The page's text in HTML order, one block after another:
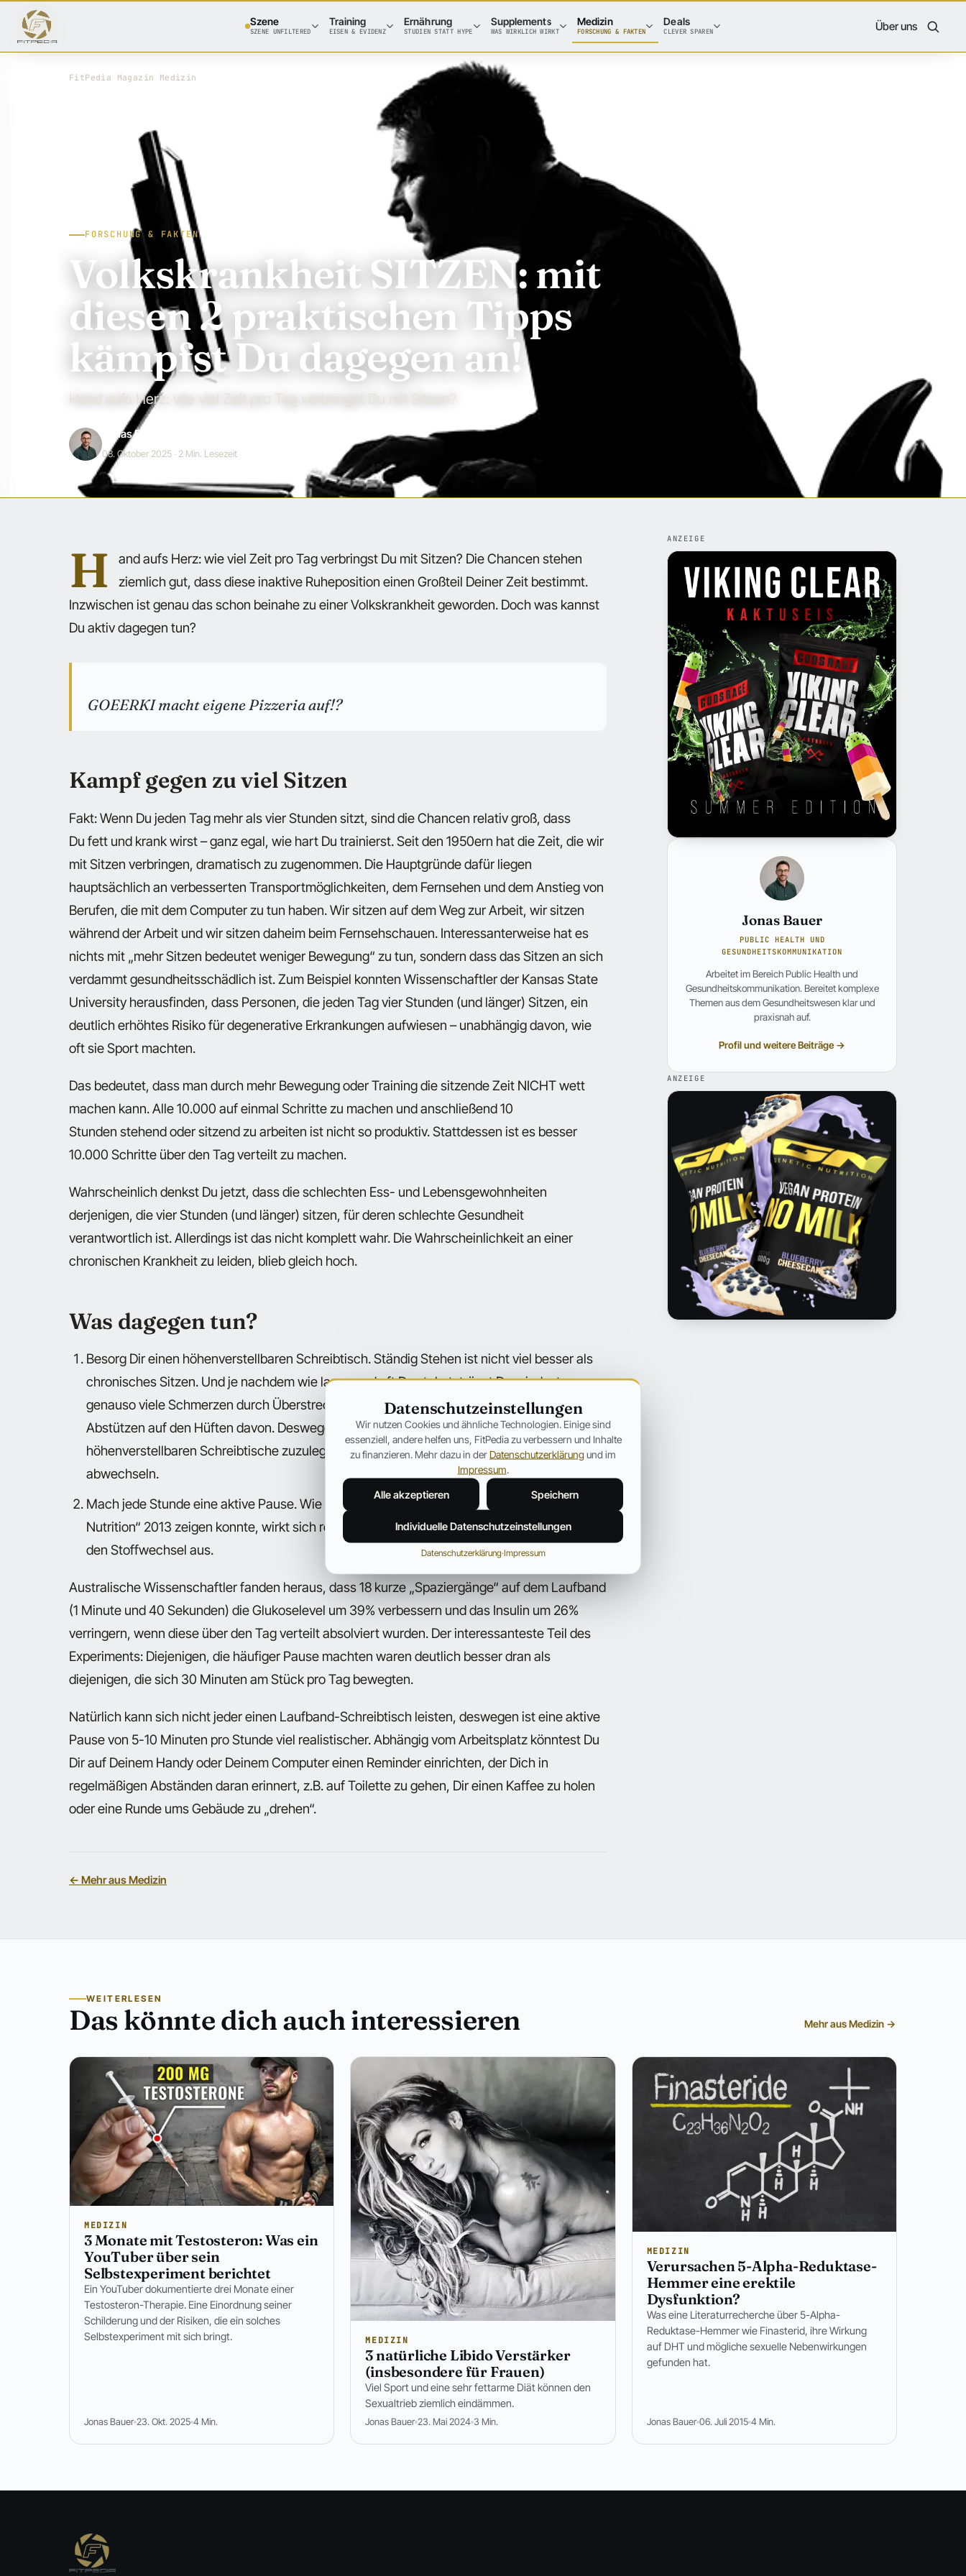
Szene
SZENE UNFILTERED
Training
EISEN & EVIDENZ
Ernährung
STUDIEN STATT HYPE
Supplements
WAS WIRKLICH WIRKT
Medizin
FORSCHUNG & FAKTEN
Deals
CLEVER SPAREN Über uns
FitPedia Magazin Medizin
FORSCHUNG & FAKTEN
Volkskrankheit SITZEN: mit
diesen 2 praktischen Tipps
kämpfst Du dagegen an!
Hand aufs Herz: wie viel Zeit pro Tag verbringst Du mit Sitzen?
Jonas Bauer
08. Oktober 2025 · 2 Min. Lesezeit
H
and aufs Herz: wie viel Zeit pro Tag verbringst Du mit Sitzen? Die Chancen stehen
ziemlich gut, dass diese inaktive Ruheposition einen Großteil Deiner Zeit bestimmt.
Inzwischen ist genau das schon beinahe zu einer Volkskrankheit geworden. Doch was kannst
Du aktiv dagegen tun?
GOEERKI macht eigene Pizzeria auf!?
Kampf gegen zu viel Sitzen
Fakt: Wenn Du jeden Tag mehr als vier Stunden sitzt, sind die Chancen relativ groß, dass
Du fett und krank wirst – ganz egal, wie hart Du trainierst. Seit den 1950ern hat die Zeit, die wir
mit Sitzen verbringen, dramatisch zu zugenommen. Die Hauptgründe dafür liegen
hauptsächlich an verbesserten Transportmöglichkeiten, dem Fernsehen und dem Anstieg von
Berufen, die mit dem Computer zu tun haben. Wir sitzen auf dem Weg zur Arbeit, wir sitzen
während der Arbeit und wir sitzen daheim beim Fernsehschauen. Interessanterweise hat es
nichts mit „mehr Sitzen bedeutet weniger Bewegung“ zu tun, sondern dass das Sitzen an sich
verdammt gesundheitsschädlich ist. Zum Beispiel konnten Wissenschaftler der Kansas State
University herausfinden, dass Personen, die jeden Tag vier Stunden (und länger) Sitzen, ein
deutlich erhöhtes Risiko für degenerative Erkrankungen aufwiesen – unabhängig davon, wie
oft sie Sport machten.
Das bedeutet, dass man durch mehr Bewegung oder Training die sitzende Zeit NICHT wett
machen kann. Alle 10.000 auf einmal Schritte zu machen und anschließend 10
Stunden stehend oder sitzend zu arbeiten ist nicht so produktiv. Stattdessen ist es besser
10.000 Schritte über den Tag verteilt zu machen.
Wahrscheinlich denkst Du jetzt, dass die schlechten Ess- und Lebensgewohnheiten
derjenigen, die vier Stunden (und länger) sitzen, für deren schlechte Gesundheit
verantwortlich ist. Allerdings ist das nicht komplett wahr. Die Wahrscheinlichkeit an einer
chronischen Krankheit zu leiden, blieb gleich hoch.
Was dagegen tun?
Besorg Dir einen höhenverstellbaren Schreibtisch. Ständig Stehen ist nicht viel besser als
chronisches Sitzen. Und je nachdem wie lange und oft Du stehst, trägst Du mindestens
genauso viele Schmerzen durch Überstreckung der Wirbelsäule, durchgestreckte Knie und
Abstützen auf den Hüften davon. Deswegen ist es eine gute Idee sich einen
höhenverstellbaren Schreibtische zuzulegen. Damit kann man zwischen Sitzen und Stehen
abwechseln.
Mach jede Stunde eine aktive Pause. Wie eine Studie in „American Journal of Clinical
Nutrition“ 2013 zeigen konnte, wirkt sich regelmäßige aktive Pausen äußerst positiv auf
den Stoffwechsel aus.
Australische Wissenschaftler fanden heraus, dass 18 kurze „Spaziergänge“ auf dem Laufband
(1 Minute und 40 Sekunden) die Glukoselevel um 39% verbessern und das Insulin um 26%
verringern, wenn diese über den Tag verteilt absolviert wurden. Der interessanteste Teil des
Experiments: Diejenigen, die häufiger Pause machten waren deutlich besser dran als
diejenigen, die sich 30 Minuten am Stück pro Tag bewegten.
Natürlich kann sich nicht jeder einen Laufband-Schreibtisch leisten, deswegen ist eine aktive
Pause von 5-10 Minuten pro Stunde viel realistischer. Abhängig vom Arbeitsplatz könntest Du
Dir auf Deinem Handy oder Deinem Computer einen Reminder einrichten, der Dich in
regelmäßigen Abständen daran erinnert, z.B. auf Toilette zu gehen, Dir einen Kaffee zu holen
oder eine Runde ums Gebäude zu „drehen“.
← Mehr aus Medizin
ANZEIGE
Jonas Bauer
PUBLIC HEALTH UND
GESUNDHEITSKOMMUNIKATION
Arbeitet im Bereich Public Health und
Gesundheitskommunikation. Bereitet komplexe
Themen aus dem Gesundheitswesen klar und
praxisnah auf.
Profil und weitere Beiträge →
ANZEIGE
WEITERLESEN
Das könnte dich auch interessieren Mehr aus Medizin →
MEDIZIN
3 Monate mit Testosteron: Was ein
YouTuber über sein
Selbstexperiment berichtet
Ein YouTuber dokumentierte drei Monate einer
Testosteron-Therapie. Eine Einordnung seiner
Schilderung und der Risiken, die ein solches
Selbstexperiment mit sich bringt.
Jonas Bauer 23. Okt. 2025 4 Min.
MEDIZIN
3 natürliche Libido Verstärker
(insbesondere für Frauen)
Viel Sport und eine sehr fettarme Diät können den
Sexualtrieb ziemlich eindämmen.
Jonas Bauer 23. Mai 2024 3 Min.
MEDIZIN
Verursachen 5-Alpha-Reduktase-
Hemmer eine erektile
Dysfunktion?
Was eine Literaturrecherche über 5-Alpha-
Reduktase-Hemmer wie Finasterid, ihre Wirkung
auf DHT und mögliche sexuelle Nebenwirkungen
gefunden hat.
Jonas Bauer 06. Juli 2015 4 Min.
Datenschutzeinstellungen
Wir nutzen Cookies und ähnliche Technologien. Einige sind
essenziell, andere helfen uns, FitPedia zu verbessern und Inhalte
zu finanzieren. Mehr dazu in der Datenschutzerklärungund im
Impressum
Alle akzeptieren Speichern
Individuelle Datenschutzeinstellungen
Datenschutzerklärung·Impressum